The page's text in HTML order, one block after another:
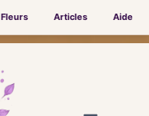
Fleurs Articles Aide